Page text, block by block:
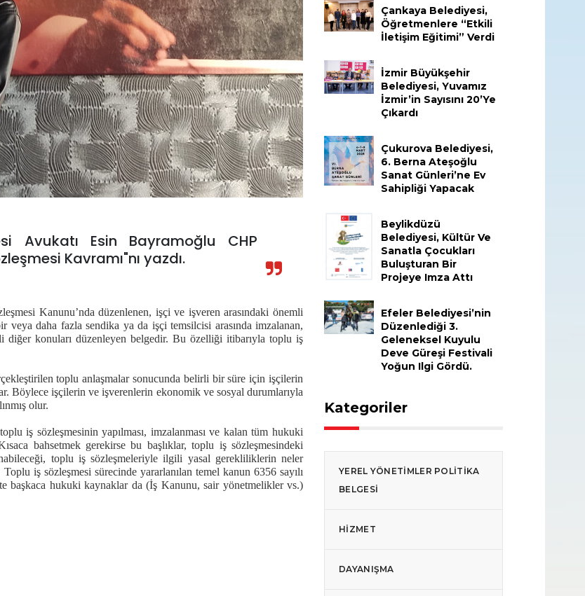
Avukatı Esin Bayramoğlu CHP
Kavramı"nı yazdı.
Kanunu’nda düzenlenen, işçi ve işveren arasındaki önemli
daha fazla sendika ya da işçi temsilcisi arasında imzalanan,
diğer konuları düzenleyen belgedir. Bu özelliği itibarıyla toplu iş
toplu anlaşmalar sonucunda belirli bir süre için işçilerin
Böylece işçilerin ve işverenlerin ekonomik ve sosyal durumlarıyla
olur.
iş sözleşmesinin yapılması, imzalanması ve kalan tüm hukuki
bahsetmek gerekirse bu başlıklar, toplu iş sözleşmesindeki
toplu iş sözleşmeleriyle ilgili yasal gerekliliklerin neler
iş sözleşmesi sürecinde yararlanılan temel kanun 6356 sayılı
başkaca hukuki kaynaklar da (İş Kanunu, sair yönetmelikler vs.)
Çankaya Belediyesi,
Öğretmenlere “Etkili
İletişim Eğitimi” Verdi
İzmir Büyükşehir
Belediyesi, Yuvamız
İzmir’in Sayısını 20’ye
Çıkardı
Çukurova Belediyesi,
6. Berna Ateşoğlu
Sanat Günleri’ne Ev
Sahipliği Yapacak
Beylikdüzü
Belediyesi, Kültür Ve
Sanatla Çocukları
Buluşturan Bir
Projeye Imza Attı
Efeler Belediyesi’nin
Düzenlediği 3.
Geleneksel Kuyulu
Deve Güreşi Festivali
Yoğun Ilgi Gördü.
Kategoriler
YEREL YÖNETIMLER POLITIKA
BELGESI
HIZMET
DAYANIŞMA